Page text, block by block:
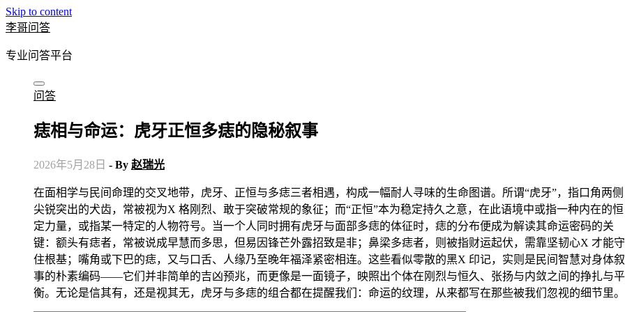
Skip to content
李哥问答
专业问答平台
问答
痣相与命运：虎牙正恒多痣的隐秘叙事
2026年5月28日 - By 赵瑞光
在面相学与民间命理的交叉地带，虎牙、正恒与多痣三者相遇，构成一幅耐人寻味的生命图谱。所谓“虎牙”，指口角两侧
尖锐突出的犬齿，常被视为X 格刚烈、敢于突破常规的象征；而“正恒”本为稳定持久之意，在此语境中或指一种内在的恒
定力量，或指某一特定的人物符号。当一个人同时拥有虎牙与面部多痣的体征时，痣的分布便成为解读其命运密码的关
键：额头有痣者，常被说成早慧而多思，但易因锋芒外露招致是非；鼻梁多痣者，则被指财运起伏，需靠坚韧心X 才能守
住根基；嘴角或下巴的痣，又与口舌、人缘乃至晚年福泽紧密相连。这些看似零散的黑X 印记，实则是民间智慧对身体叙
事的朴素编码——它们并非简单的吉凶预兆，而更像是一面镜子，映照出个体在刚烈与恒久、张扬与内敛之间的挣扎与平
衡。无论是信其有，还是视其无，虎牙与多痣的组合都在提醒我们：命运的纹理，从来都写在那些被我们忽视的细节里。